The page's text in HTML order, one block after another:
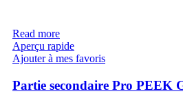
Read more
Aperçu rapide
Ajouter à mes favoris
Partie secondaire Pro PEEK